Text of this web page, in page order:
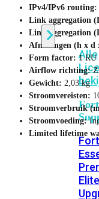
Licentie
Alle
Elite
IPv4/IPv6 routing:
Link aggregation
Link aggregation
Afmetingen (h x d
Form factor: 1 RU
Airflow richting:
Gewicht: 2,03 kg
Stroomvereisten:
Stroomverbruik
Stroomvoeding:
Limited lifetime